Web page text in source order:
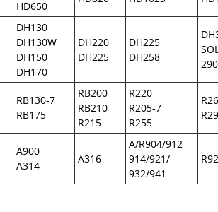
HD650
DH130
DH130W
DH150
DH170
DH220
DH225
DH225
DH258
RB130-7
RB175
RB200
RB210
R215
R220
R205-7
R255
A900
A314
A316
A/R904/912
914/921/
932/941